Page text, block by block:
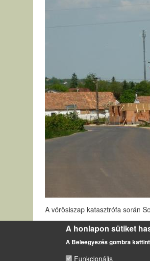
A vörösiszap katasztrófa során
Hét hónappal az ajkai vörösiszap
A honlapon sütiket
A Beleegyezés gombra
Funkcionális